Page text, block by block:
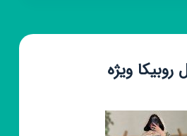
روبیکا ویژه